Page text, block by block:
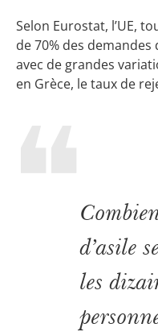
Selon Eurostat, l’UE,
de 70% des
avec de grandes
en Grèce, le taux de
d’asile
les